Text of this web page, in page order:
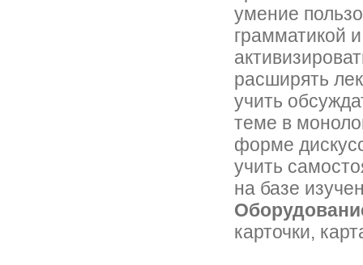
умение
грамматикой
расширять
учить
теме в
форме
учить
на базе
карточки,